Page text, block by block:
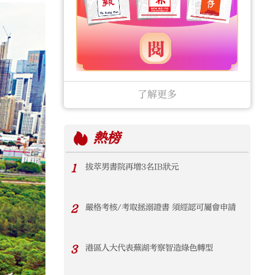
了解更多
熱榜
1 拔萃男書院再增3名IB狀元
2 嚴格考核/考取拯溺證書 須經認可屬會申請
3 港區人大代表蕪湖考察智造綠色轉型